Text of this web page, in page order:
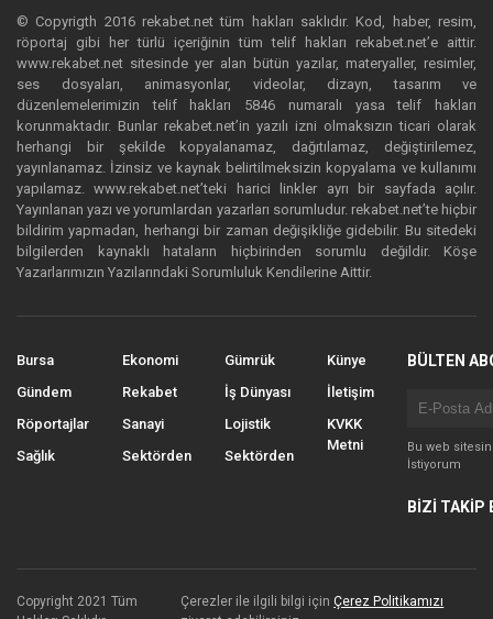
© Copyrigth 2016 rekabet.net tüm hakları saklıdır. Kod, haber, resim,
röportaj gibi her türlü içeriğinin tüm telif hakları rekabet.net’e aittir.
www.rekabet.net sitesinde yer alan bütün yazılar, materyaller, resimler,
ses dosyaları, animasyonlar, videolar, dizayn, tasarım ve
düzenlemelerimizin telif hakları 5846 numaralı yasa telif hakları
korunmaktadır. Bunlar rekabet.net’in yazılı izni olmaksızın ticari olarak
herhangi bir şekilde kopyalanamaz, dağıtılamaz, değiştirilemez,
yayınlanamaz. İzinsiz ve kaynak belirtilmeksizin kopyalama ve kullanımı
yapılamaz. www.rekabet.net’teki harici linkler ayrı bir sayfada açılır.
Yayınlanan yazı ve yorumlardan yazarları sorumludur. rekabet.net’te hiçbir
bildirim yapmadan, herhangi bir zaman değişikliğe gidebilir. Bu sitedeki
bilgilerden kaynaklı hataların hiçbirinden sorumlu değildir. Köşe
Yazarlarımızın Yazılarındaki Sorumluluk Kendilerine Aittir.
Bursa
Gündem
Röportajlar
Sağlık
Ekonomi
Rekabet
Sanayi
Sektörden
Gümrük
İş Dünyası
Lojistik
Sektörden
Künye
İletişim
KVKK
Metni
BÜLTEN
Bu web
İstiyorum
BİZİ TAKİP
Copyright 2021 Tüm
Çerezler ile ilgili bilgi içinÇerez Politikamızı